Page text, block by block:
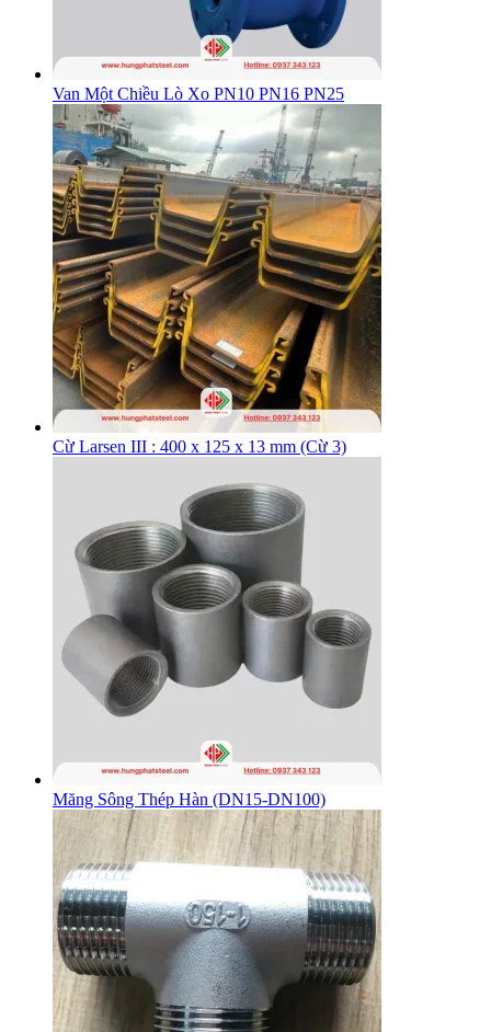
Van Một Chiều Lò Xo PN10 PN16 PN25
Cừ Larsen III : 400 x 125 x 13 mm (Cừ 3)
Măng Sông Thép Hàn (DN15-DN100)